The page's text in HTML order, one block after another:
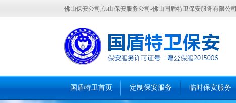
佛山保安公司,佛山保安服务公司-佛山国盾特卫保安服务有限公司
国盾特卫首页 定制保安服务 临时保安服务